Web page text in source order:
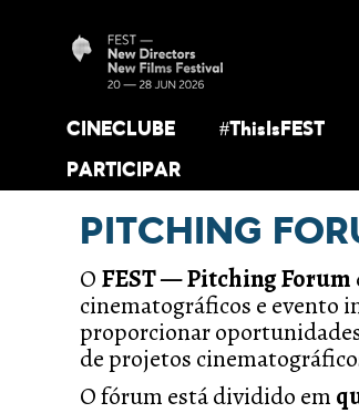
CINECLUBE #ThisIsFEST
PARTICIPAR
PITCHING
O FEST — Pitching Forum
cinematográficos e evento
proporcionar
de projetos
O fórum está dividido em